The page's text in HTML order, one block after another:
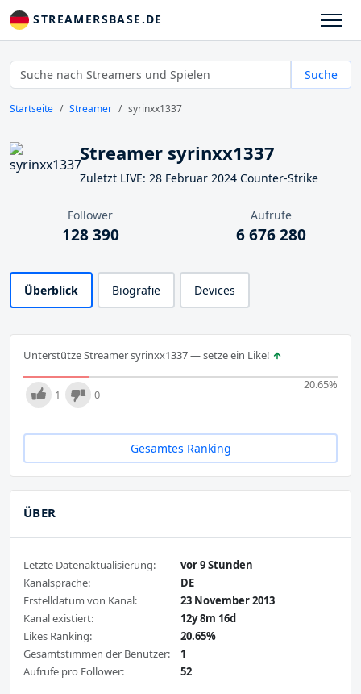
STREAMERSBASE.DE
Suche
Startseite Streamer syrinxx1337
Streamer syrinxx1337
Zuletzt LIVE: 28 Februar 2024 Counter-Strike
Follower
128 390
Aufrufe
6 676 280
Überblick Biografie Devices
Unterstütze Streamer syrinxx1337 — setze ein Like!
20.65%
1 0
Gesamtes Ranking
ÜBER
Letzte Datenaktualisierung:
vor 9 Stunden
Kanalsprache:
DE
Erstelldatum von Kanal:
23 November 2013
Kanal existiert:
12y 8m 16d
Likes Ranking:
20.65%
Gesamtstimmen der Benutzer:
1
Aufrufe pro Follower:
52